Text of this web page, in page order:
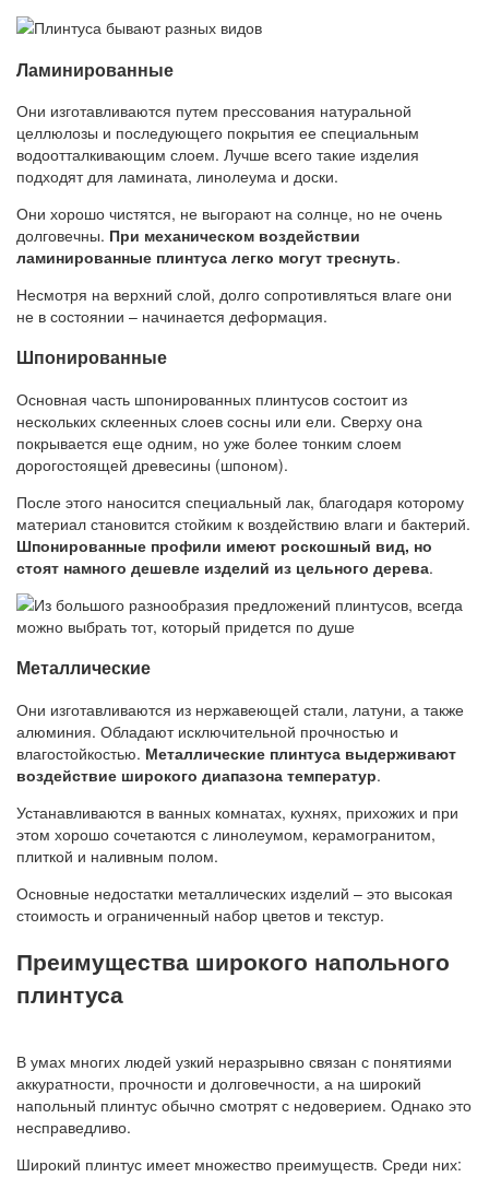
Ламинированные
Они изготавливаются путем прессования натуральной
целлюлозы и последующего покрытия ее специальным
водоотталкивающим слоем. Лучше всего такие изделия
подходят для ламината, линолеума и доски.
Они хорошо чистятся, не выгорают на солнце, но не очень
долговечны. При механическом воздействии
ламинированные плинтуса легко могут треснуть.
Несмотря на верхний слой, долго сопротивляться влаге они
не в состоянии – начинается деформация.
Шпонированные
Основная часть шпонированных плинтусов состоит из
нескольких склеенных слоев сосны или ели. Сверху она
покрывается еще одним, но уже более тонким слоем
дорогостоящей древесины (шпоном).
После этого наносится специальный лак, благодаря которому
материал становится стойким к воздействию влаги и бактерий.
Шпонированные профили имеют роскошный вид, но
стоят намного дешевле изделий из цельного дерева.
Металлические
Они изготавливаются из нержавеющей стали, латуни, а также
алюминия. Обладают исключительной прочностью и
влагостойкостью. Металлические плинтуса выдерживают
воздействие широкого диапазона температур.
Устанавливаются в ванных комнатах, кухнях, прихожих и при
этом хорошо сочетаются с линолеумом, керамогранитом,
плиткой и наливным полом.
Основные недостатки металлических изделий – это высокая
стоимость и ограниченный набор цветов и текстур.
Преимущества широкого напольного
плинтуса
В умах многих людей узкий неразрывно связан с понятиями
аккуратности, прочности и долговечности, а на широкий
напольный плинтус обычно смотрят с недоверием. Однако это
несправедливо.
Широкий плинтус имеет множество преимуществ. Среди них: